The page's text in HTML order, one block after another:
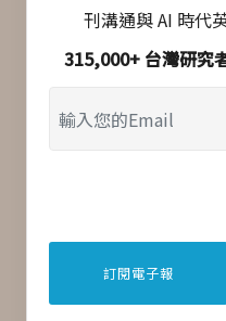
刊溝通與 AI 時代
315,000+ 台灣研究